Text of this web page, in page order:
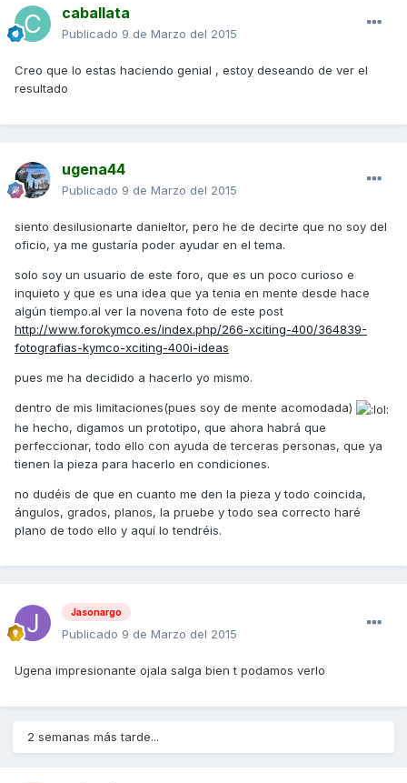
caballata
Publicado 9 de Marzo del 2015
Creo que lo estas haciendo genial , estoy deseando de ver el
resultado
ugena44
Publicado 9 de Marzo del 2015
siento desilusionarte danieltor, pero he de decirte que no soy del
oficio, ya me gustaría poder ayudar en el tema.
solo soy un usuario de este foro, que es un poco curioso e
inquieto y que es una idea que ya tenia en mente desde hace
algún tiempo.al ver la novena foto de este post
http://www.forokymco.es/index.php/266-xciting-400/364839-
fotografias-kymco-xciting-400i-ideas
pues me ha decidido a hacerlo yo mismo.
dentro de mis limitaciones(pues soy de mente acomodada)
he hecho, digamos un prototipo, que ahora habrá que
perfeccionar, todo ello con ayuda de terceras personas, que ya
tienen la pieza para hacerlo en condiciones.
no dudéis de que en cuanto me den la pieza y todo coincida,
ángulos, grados, planos, la pruebe y todo sea correcto haré
plano de todo ello y aquí lo tendréis.
Jasonargo
Publicado 9 de Marzo del 2015
Ugena impresionante ojala salga bien t podamos verlo
2 semanas más tarde...